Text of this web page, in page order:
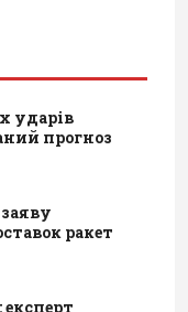
ударів
прогноз
ракет
експерт